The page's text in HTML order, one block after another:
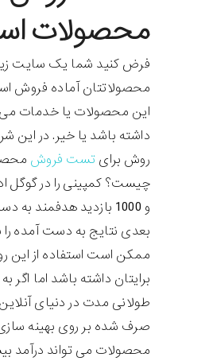
محصولات
فرض کنید شما یک سایت
محصولاتتان آماده فروش
این محصولات یا خدمات
داشته باشد یا خیر. در این
روش برای تست فروش
چیست؟ کمپینی را در گوگل
و 1000 بازدید هدفمند
بعدی نتایج به دست آمده
ممکن است استفاده از این
برایتان داشته باشد اما اگر
طولانی مدت در دنیای
صرف شده بر روی بهینه
محصولات می تواند درآمد